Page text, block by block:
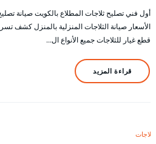
أول فني تصليح ثلاجات المطلاع بالكويت صيانة
الأسعار صيانة الثلاجات المنزلية بالمنزل كشف
قطع غيار للثلاجات جميع الأنواع ال…
قراءة المزيد
ثلاجات